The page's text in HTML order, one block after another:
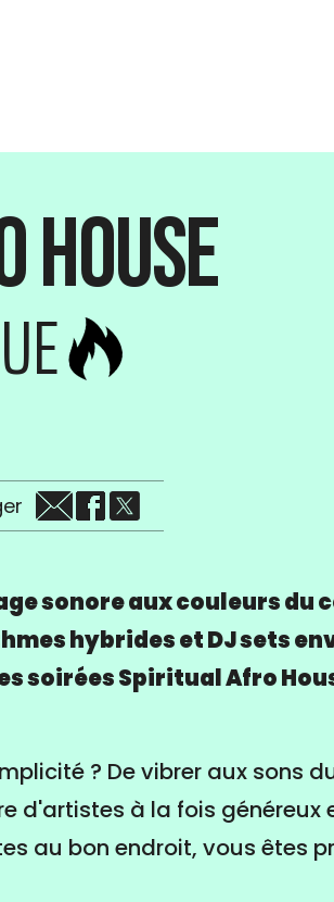
sonore aux couleurs du
hybrides et DJ sets
soirées Spiritual Afro
? De vibrer aux sons
d'artistes à la fois généreux
au bon endroit, vous êtes